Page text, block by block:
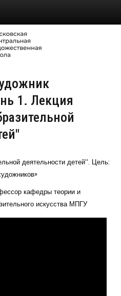
1. Лекция
деятельности детей". Цель:
кафедры теории и
искусства МПГУ